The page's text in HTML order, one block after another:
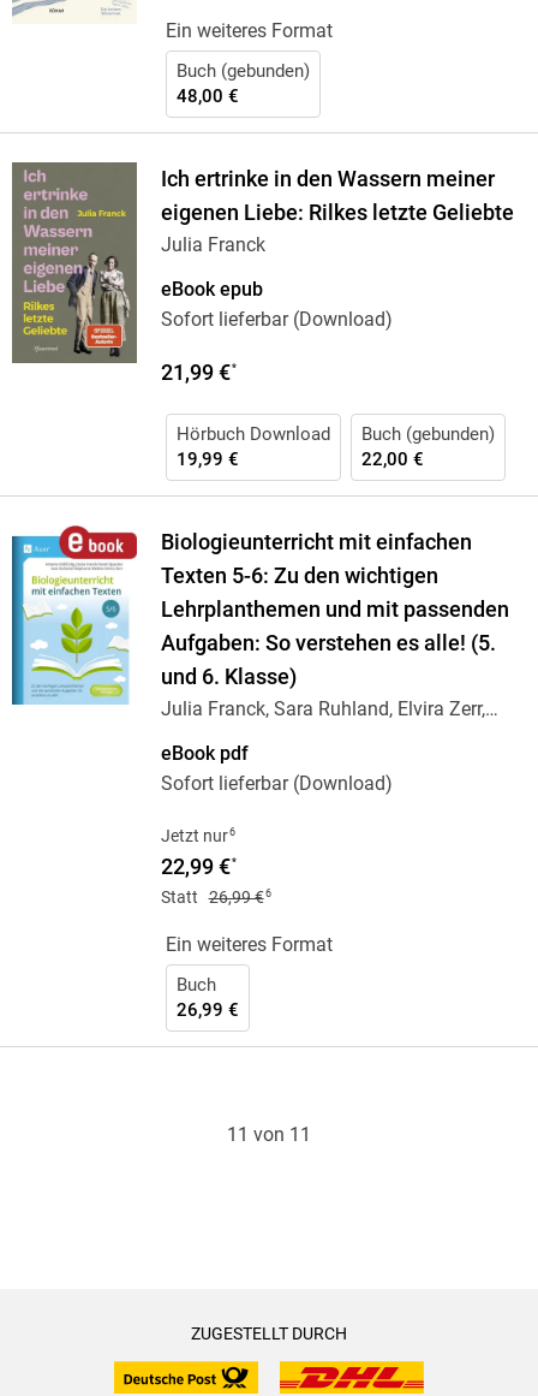
Ein weiteres Format
Buch (gebunden)
48,00 €
Ich ertrinke in den Wassern meiner
eigenen Liebe: Rilkes letzte Geliebte
Julia Franck
eBook epub
Sofort lieferbar (Download)
21,99 €*
Hörbuch Download
19,99 €
Buch (gebunden)
22,00 €
Biologieunterricht mit einfachen
Texten 5-6: Zu den wichtigen
Lehrplanthemen und mit passenden
Aufgaben: So verstehen es alle! (5.
und 6. Klasse)
Julia Franck, Sara Ruhland, Elvira Zerr,
eBook pdf
Sofort lieferbar (Download)
Jetzt nur6
22,99 €*
Statt 26,99 €6
Ein weiteres Format
Buch
26,99 €
11 von 11
ZUGESTELLT DURCH